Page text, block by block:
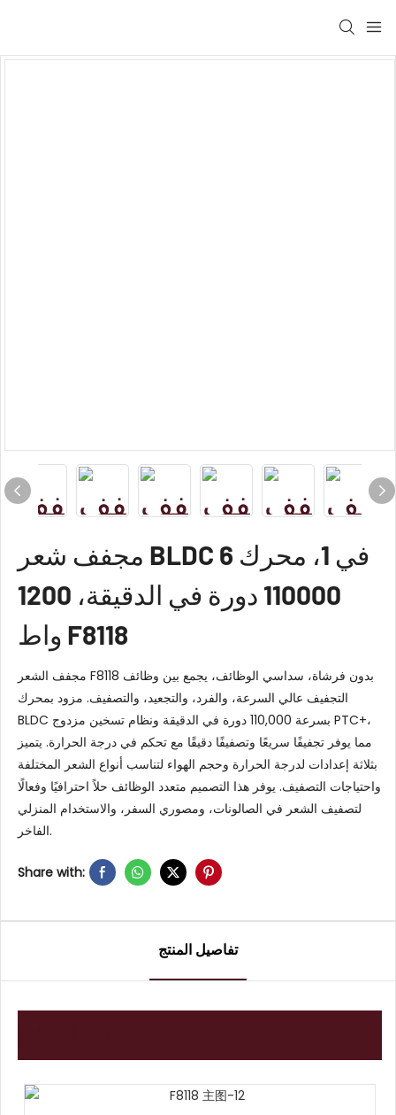
مجفف شعر BLDC 6 في 1، محرك
110000 دورة في الدقيقة، 1200
واط F8118
مجفف الشعر F8118 بدون فرشاة، سداسي الوظائف، يجمع بين وظائف
التجفيف عالي السرعة، والفرد، والتجعيد، والتصفيف. مزود بمحرك
BLDC بسرعة 110,000 دورة في الدقيقة ونظام تسخين مزدوج PTC+،
مما يوفر تجفيفًا سريعًا وتصفيفًا دقيقًا مع تحكم في درجة الحرارة. يتميز
بثلاثة إعدادات لدرجة الحرارة وحجم الهواء لتناسب أنواع الشعر المختلفة
واحتياجات التصفيف. يوفر هذا التصميم متعدد الوظائف حلاً احترافيًا وفعالًا
لتصفيف الشعر في الصالونات، ومصوري السفر، والاستخدام المنزلي
الفاخر.
Share with:
تفاصيل المنتج